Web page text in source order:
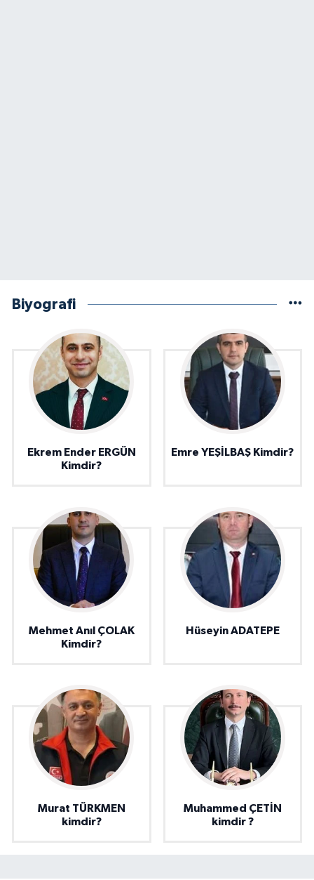
Biyografi
Ekrem Ender ERGÜN
Kimdir?
Emre YEŞİLBAŞ Kimdir?
Mehmet Anıl ÇOLAK
Kimdir?
Hüseyin ADATEPE
Murat TÜRKMEN
kimdir?
Muhammed ÇETİN
kimdir ?